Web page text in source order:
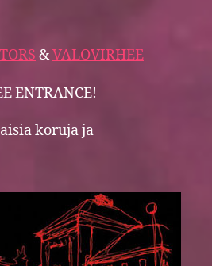
&VALOVIRHEE
ENTRANCE!
koruja ja